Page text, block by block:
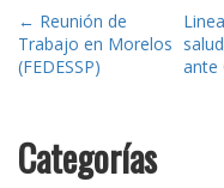
Post
navigation
← Reunión de
Trabajo en Morelos
(FEDESSP)
ante
Categorías